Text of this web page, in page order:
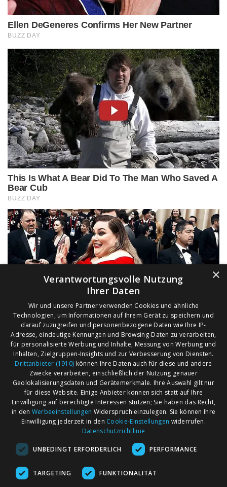
AGB
Impressum
Kontakt
Märkte nach Bundesländern
Märkte nach PLZ
Märkte nach Umkreis
Flohmarkt
×
Verantwortungsvolle Nutzung
Ihrer Daten
Wir und unsere Partner verwenden Cookies und ähnliche
Technologien, um Informationen auf Ihrem Gerät zu speichern und
darauf zuzugreifen und personenbezogene Daten wie Ihre IP-
Adresse, eindeutige Kennungen und Browsing-Daten zu verarbeiten,
für personalisierte Werbung und Inhalte, Messung von Werbung und
Inhalten, Zielgruppen-Insights und zur Verbesserung von Diensten.
Drittanbieter (1910) können Ihre Daten auch für diese und andere
Zwecke verarbeiten, einschließlich der Nutzung genauer
Geolokalisierungsdaten und Gerätemerkmale. Ihre Auswahl gilt nur
für diese Website. Einige Anbieter können sich statt auf Ihre
Einwilligung auf berechtigte Interessen stützen; Sie haben das Recht,
in den Werbeeinstellungen Widerspruch einzulegen. Sie können Ihre
Einwilligung jederzeit in den Cookie-Einstellungen widerrufen.
Datenschutzrichtlinie
UNBEDINGT ERFORDERLICH PERFORMANCE
TARGETING FUNKTIONALITÄT